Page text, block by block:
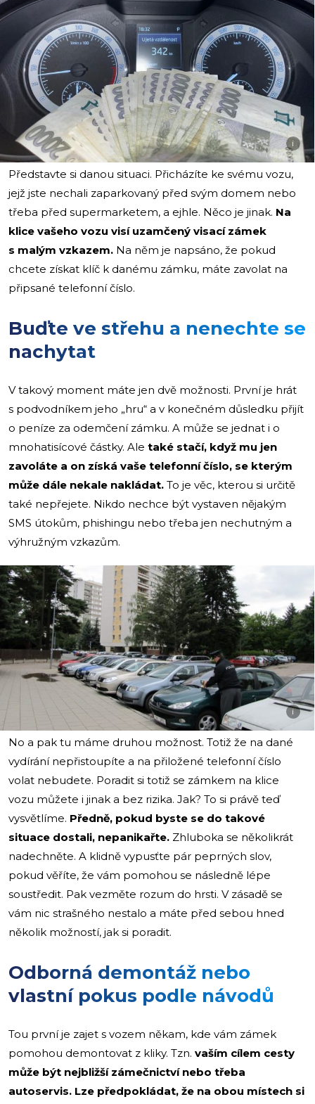
i
Představte si danou situaci. Přicházíte ke svému vozu,
jejž jste nechali zaparkovaný před svým domem nebo
třeba před supermarketem, a ejhle. Něco je jinak. Na
klice vašeho vozu visí uzamčený visací zámek
s malým vzkazem. Na něm je napsáno, že pokud
chcete získat klíč k danému zámku, máte zavolat na
připsané telefonní číslo.
Buďte ve střehu a nenechte se
nachytat
V takový moment máte jen dvě možnosti. První je hrát
s podvodníkem jeho „hru“ a v konečném důsledku přijít
o peníze za odemčení zámku. A může se jednat i o
mnohatisícové částky. Ale také stačí, když mu jen
zavoláte a on získá vaše telefonní číslo, se kterým
může dále nekale nakládat. To je věc, kterou si určitě
také nepřejete. Nikdo nechce být vystaven nějakým
SMS útokům, phishingu nebo třeba jen nechutným a
výhružným vzkazům.
i
No a pak tu máme druhou možnost. Totiž že na dané
vydírání nepřistoupíte a na přiložené telefonní číslo
volat nebudete. Poradit si totiž se zámkem na klice
vozu můžete i jinak a bez rizika. Jak? To si právě teď
vysvětlíme. Předně, pokud byste se do takové
situace dostali, nepanikařte. Zhluboka se několikrát
nadechněte. A klidně vypusťte pár peprných slov,
pokud věříte, že vám pomohou se následně lépe
soustředit. Pak vezměte rozum do hrsti. V zásadě se
vám nic strašného nestalo a máte před sebou hned
několik možností, jak si poradit.
Odborná demontáž nebo
vlastní pokus podle návodů
Tou první je zajet s vozem někam, kde vám zámek
pomohou demontovat z kliky. Tzn. vaším cílem cesty
může být nejbližší zámečnictví nebo třeba
autoservis. Lze předpokládat, že na obou místech si